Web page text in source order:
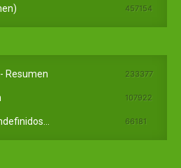
457154
Resumen 233377
107922
66181